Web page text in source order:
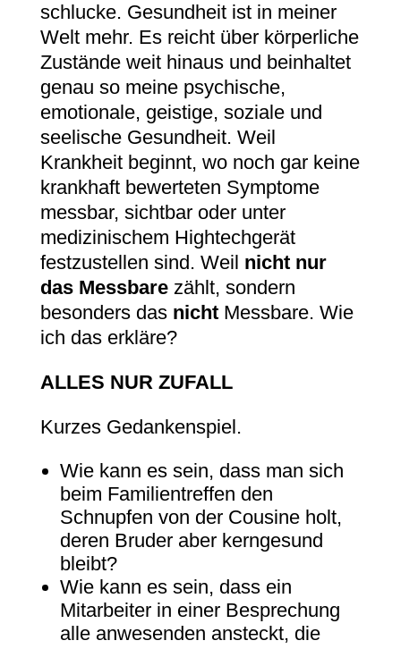
schlucke. Gesundheit ist in meiner
Welt mehr. Es reicht über körperliche
Zustände weit hinaus und beinhaltet
genau so meine psychische,
emotionale, geistige, soziale und
seelische Gesundheit. Weil
Krankheit beginnt, wo noch gar keine
krankhaft bewerteten Symptome
messbar, sichtbar oder unter
medizinischem Hightechgerät
festzustellen sind. Weil nicht nur
das Messbarezählt, sondern
besonders das nichtMessbare. Wie
ich das erkläre?
ALLES NUR ZUFALL
Kurzes Gedankenspiel.
Wie kann es sein, dass man sich
beim Familientreffen den
Schnupfen von der Cousine holt,
deren Bruder aber kerngesund
bleibt?
Wie kann es sein, dass ein
Mitarbeiter in einer Besprechung
alle anwesenden ansteckt, die